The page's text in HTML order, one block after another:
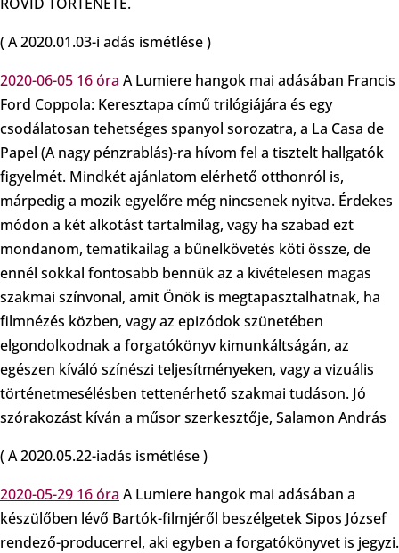
( A 2020.01.03-i adás ismétlése )
2020-06-05 16 óra A Lumiere hangok mai adásában Francis
Ford Coppola: Keresztapa című trilógiájára és egy
csodálatosan tehetséges spanyol sorozatra, a La Casa de
Papel (A nagy pénzrablás)-ra hívom fel a tisztelt hallgatók
figyelmét. Mindkét ajánlatom elérhető otthonról is,
márpedig a mozik egyelőre még nincsenek nyitva. Érdekes
módon a két alkotást tartalmilag, vagy ha szabad ezt
mondanom, tematikailag a bűnelkövetés köti össze, de
ennél sokkal fontosabb bennük az a kivételesen magas
szakmai színvonal, amit Önök is megtapasztalhatnak, ha
filmnézés közben, vagy az epizódok szünetében
elgondolkodnak a forgatókönyv kimunkáltságán, az
egészen kíváló színészi teljesítményeken, vagy a vizuális
történetmesélésben tettenérhető szakmai tudáson. Jó
szórakozást kíván a műsor szerkesztője, Salamon András
( A 2020.05.22-iadás ismétlése )
2020-05-29 16 óra A Lumiere hangok mai adásában a
készülőben lévő Bartók-filmjéről beszélgetek Sipos József
rendező-producerrel, aki egyben a forgatókönyvet is jegyzi.